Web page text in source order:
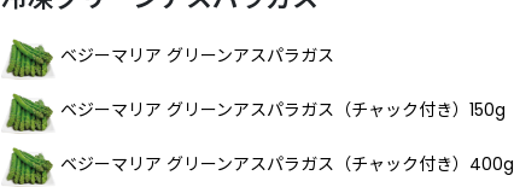
ベジーマリア グリーンアスパラガス
ベジーマリア グリーンアスパラガス（チャック付き）150g
ベジーマリア グリーンアスパラガス（チャック付き）400g